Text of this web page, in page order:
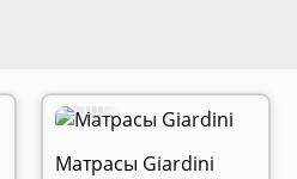
5 шт.
Матрасы Giardini